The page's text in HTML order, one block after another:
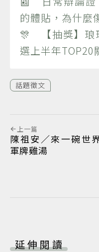
的體貼，為什麼
🎊 【抽獎】琅
選上半年TOP20
話題徵文
上一篇
陳祖安／來一碗世
軍牌雞湯
延伸閱讀